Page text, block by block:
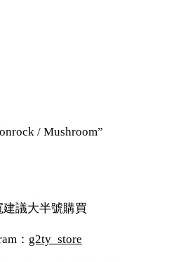
/ Mushroom”
議大半號購買
： g2ty_store